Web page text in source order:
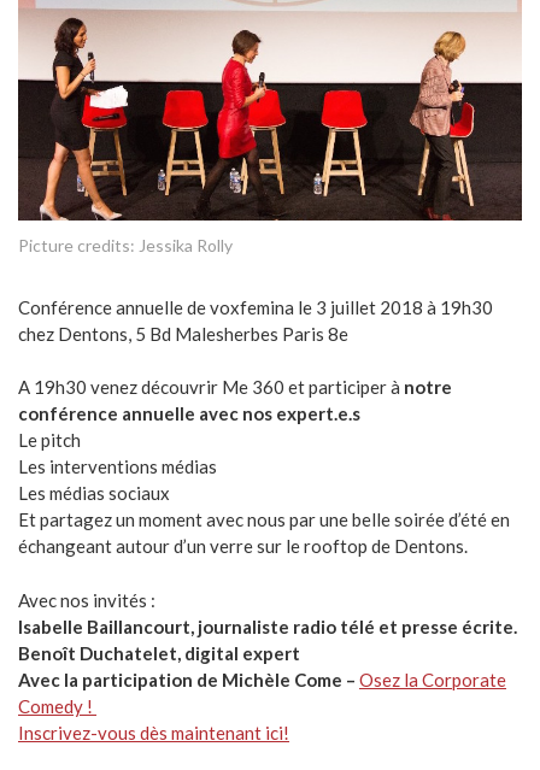
Picture credits: Jessika Rolly
Conférence annuelle de voxfemina le 3 juillet 2018 à 19h30
chez Dentons, 5 Bd Malesherbes Paris 8e
A 19h30 venez découvrir Me 360 et participer à notre
conférence annuelle avec nos expert.e.s
Le pitch
Les interventions médias
Les médias sociaux
Et partagez un moment avec nous par une belle soirée d’été en
échangeant autour d’un verre sur le rooftop de Dentons.
Avec nos invités :
Isabelle Baillancourt, journaliste radio télé et presse écrite.
Benoît Duchatelet, digital expert
Avec la participation de Michèle Come – Osez la Corporate
Comedy !
Inscrivez-vous dès maintenant ici!